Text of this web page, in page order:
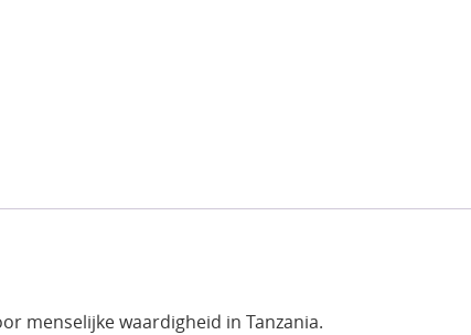
menselijke waardigheid in Tanzania.